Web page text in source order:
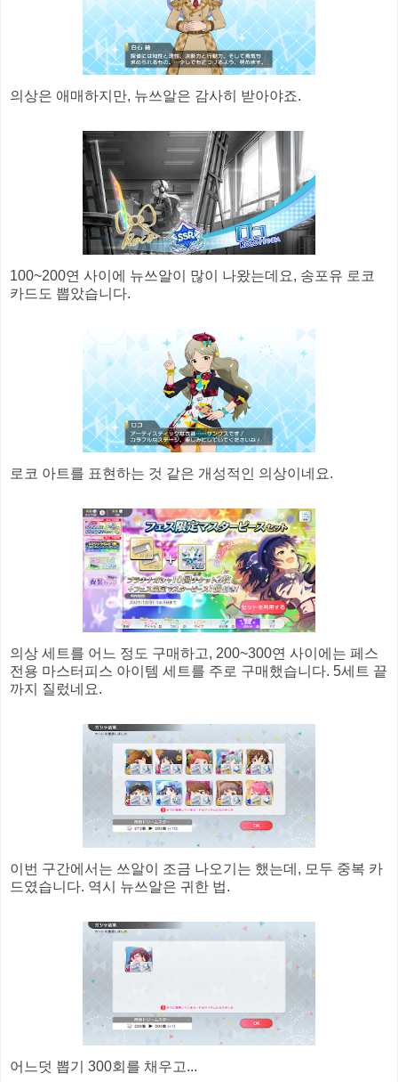
의상은 애매하지만, 뉴쓰알은 감사히 받아야죠.
100~200연 사이에 뉴쓰알이 많이 나왔는데요, 송포유 로코
카드도 뽑았습니다.
로코 아트를 표현하는 것 같은 개성적인 의상이네요.
의상 세트를 어느 정도 구매하고, 200~300연 사이에는 페스
전용 마스터피스 아이템 세트를 주로 구매했습니다. 5세트 끝
까지 질렀네요.
이번 구간에서는 쓰알이 조금 나오기는 했는데, 모두 중복 카
드였습니다. 역시 뉴쓰알은 귀한 법.
어느덧 뽑기 300회를 채우고...